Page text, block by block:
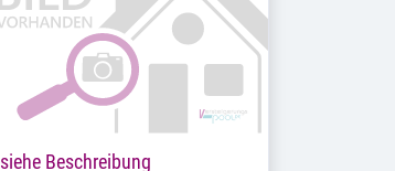
siehe Beschreibung